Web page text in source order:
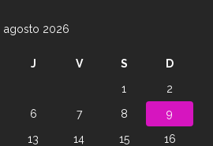
agosto 2026
J V S
D
1
2
6 7 8
9
13 14 15
16